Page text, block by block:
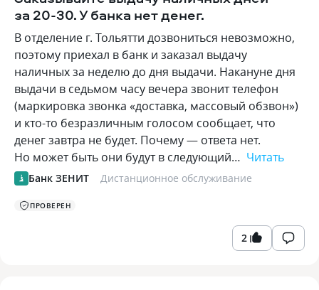
за 20-30. У банка нет денег.
В отделение г. Тольятти дозвониться невозможно,
поэтому приехал в банк и заказал выдачу
наличных за неделю до дня выдачи. Накануне дня
выдачи в седьмом часу вечера звонит телефон
(маркировка звонка «доставка, массовый обзвон»)
и кто-то безразличным голосом сообщает, что
денег завтра не будет. Почему — ответа нет.
Но может быть они будут в следующий… Читать
Банк ЗЕНИТ Дистанционное обслуживание
ПРОВЕРЕН
2